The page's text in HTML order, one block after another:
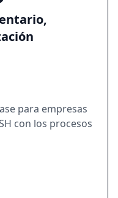
para empresas
con los procesos